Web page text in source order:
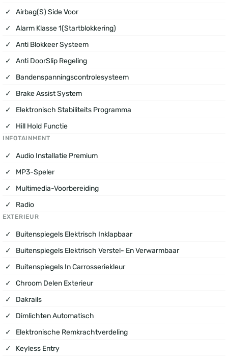
Airbag(s) Side Voor
Alarm Klasse 1(startblokkering)
Anti Blokkeer Systeem
Anti DoorSlip Regeling
Bandenspanningscontrolesysteem
Brake Assist System
Elektronisch Stabiliteits Programma
Hill Hold Functie
INFOTAINMENT
Audio Installatie Premium
MP3-Speler
Multimedia-Voorbereiding
Radio
EXTERIEUR
Buitenspiegels Elektrisch Inklapbaar
Buitenspiegels Elektrisch Verstel- En Verwarmbaar
Buitenspiegels In Carrosseriekleur
Chroom Delen Exterieur
Dakrails
Dimlichten Automatisch
Elektronische Remkrachtverdeling
Keyless Entry